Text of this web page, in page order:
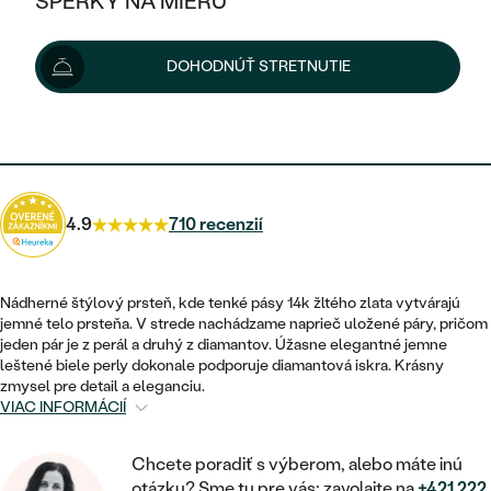
KOMBINOVANÉ ZLATO
PODĽA ŠTÝLU
ETERNITY
VINTAGE
NETRADIČNÉ
POSTRANNÉ DRAHOKAMY
HALO
VINTAGE
SET ZÁSNUBNÉHO PRSTEŇA A
NETRADIČNÉ
ZOSTAVTE SI PRSTEŇ
VÝPREDAJ
ŠPERKY ČO POMÁHAJÚ
PODĽA TYPU
NÁUŠNICE
PRSTENE
PRÍVESKY
NÁRAMKY
SETY
PÁNSKE ŠPERKY
PLATINOVÉ
NAPICHOVACIE
KRUHOVÉ
MINIMALISTICKÉ
VISIACE
SOLITÉR
V TVARE SRDCA
ZLATÉ
STRIEBORNÉ
PODĽA ŠTÝLU
SOLITÉR
NARODENIE DIEŤAŤA
PERSONALIZOVANÉ
SO ZNAMENÍM ZVEROKRUHU
MINIMALISTICKÉ
VÝPREDAJ
ZLATÉ
STRIEBORNÉ
PODĽA ŠTÝLU
ETERNITY
DOHODNÚŤ STRETNUTIE
1 180 €
Možnosti doručenia
4.9 710 recenzií
Nádherné štýlový prsteň, kde tenké pásy 14k žltého zlata vytvárajú
jemné telo prsteňa. V strede nachádzame naprieč uložené páry, pričom
jeden pár je z perál a druhý z diamantov. Úžasne elegantné jemne
leštené biele perly dokonale podporuje diamantová iskra. Krásny
zmysel pre detail a eleganciu.
VIAC INFORMÁCIÍ
Chcete poradiť s výberom, alebo máte inú